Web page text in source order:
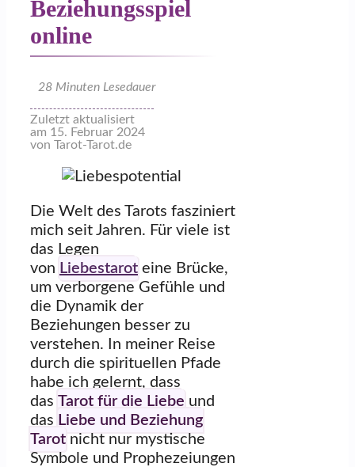
Beziehungsspiel
online
28 Minuten Lesedauer
Zuletzt aktualisiert
am 15. Februar 2024
von Tarot-Tarot.de
Die Welt des Tarots fasziniert
mich seit Jahren. Für viele ist
das Legen
von Liebestarot eine Brücke,
um verborgene Gefühle und
die Dynamik der
Beziehungen besser zu
verstehen. In meiner Reise
durch die spirituellen Pfade
habe ich gelernt, dass
das Tarot für die Liebe und
das Liebe und Beziehung
Tarot nicht nur mystische
Symbole und Prophezeiungen